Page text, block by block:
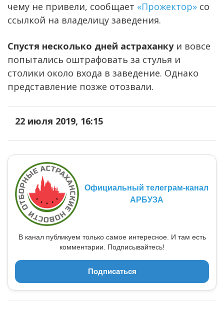
чему не привели, сообщает «Прожектор» со
ссылкой на владелицу заведения.
Спустя несколько дней астраханкуи вовсе
попытались оштрафовать за стулья и
столики около входа в заведение. Однако
представление позже отозвали.
22 июля 2019, 16:15
Официальный телеграм-канал
АРБУЗА
В канал публикуем только самое интересное. И там есть
комментарии. Подписывайтесь!
Подписаться